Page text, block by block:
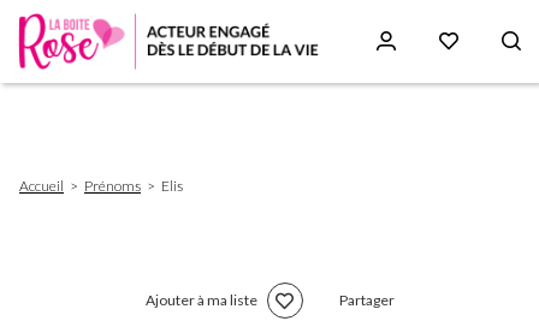
d'Ariane
Accueil Prénoms Elis
Ajouter à ma liste Partager